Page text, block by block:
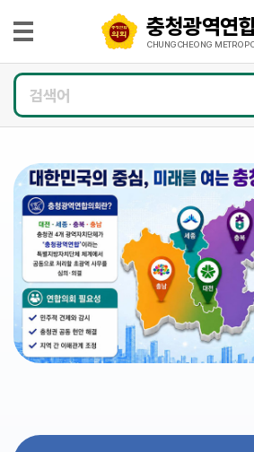
광
역
연
의
회
METROPOLITAN
UNION
COUNCIL
회
소
의
원
광
장
의
정
활
동
의
충청광역연
CHUNGCHEONG